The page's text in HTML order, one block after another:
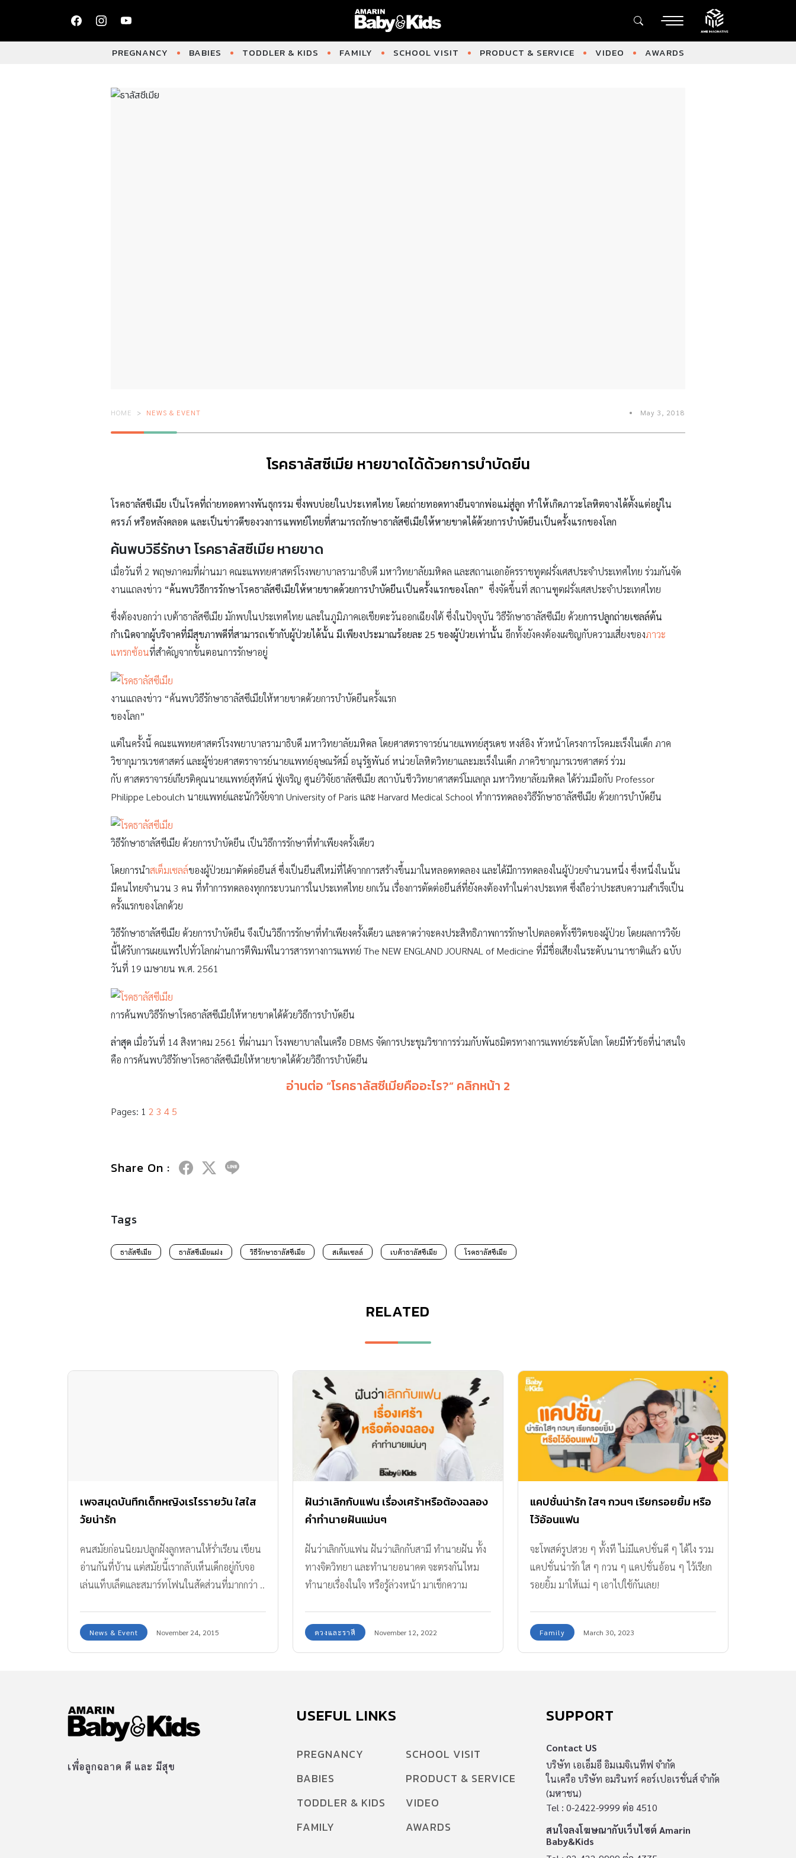
PREGNANCY BABIES TODDLER & KIDS FAMILY SCHOOL VISIT PRODUCT & SERVICE VIDEO AWARDS
HOME NEWS & EVENT May 3, 2018
โรคธาลัสซีเมีย หายขาดได้ด้วยการบำบัดยีน
โรคธาลัสซีเมีย เป็นโรคที่ถ่ายทอดทางพันธุกรรม ซึ่งพบบ่อยในประเทศไทย โดยถ่ายทอดทางยีนจากพ่อแม่สู่ลูก ทำให้เกิดภาวะโลหิตจางได้ตั้งแต่อยู่ใน
ครรภ์ หรือหลังคลอด และเป็นข่าวดีของวงการแพทย์ไทยที่สามารถรักษาธาลัสซีเมียให้หายขาดได้ด้วยการบำบัดยีนเป็นครั้งแรกของโลก
ค้นพบวิธีรักษา โรคธาลัสซีเมีย หายขาด
เมื่อวันที่ 2 พฤษภาคมที่ผ่านมา คณะแพทยศาสตร์โรงพยาบาลรามาธิบดี มหาวิทยาลัยมหิดล และสถานเอกอัครราชทูตฝรั่งเศสประจำประเทศไทย ร่วมกันจัด
งานแถลงข่าว “ค้นพบวิธีการรักษาโรคธาลัสซีเมียให้หายขาดด้วยการบำบัดยีนเป็นครั้งแรกของโลก” ซึ่งจัดขึ้นที่ สถานฑูตฝรั่งเศสประจำประเทศไทย
ซึ่งต้องบอกว่า เบต้าธาลัสซีเมีย มักพบในประเทศไทย และในภูมิภาคเอเชียตะวันออกเฉียงใต้ ซึ่งในปัจจุบัน วิธีรักษาธาลัสซีเมีย ด้วยการปลูกถ่ายเซลล์ต้น
กำเนิดจากผู้บริจาคที่มีสุขภาพดีที่สามารถเข้ากับผู้ป่วยได้นั้น มีเพียงประมาณร้อยละ 25 ของผู้ป่วยเท่านั้น อีกทั้งยังคงต้องเผชิญกับความเสี่ยงของภาวะ
แทรกซ้อนที่สำคัญจากขั้นตอนการรักษาอยู่
งานแถลงข่าว “ค้นพบวิธีรักษาธาลัสซีเมียให้หายขาดด้วยการบำบัดยีนครั้งแรก
ของโลก”
แต่ในครั้งนี้ คณะแพทยศาสตร์โรงพยาบาลรามาธิบดี มหาวิทยาลัยมหิดล โดยศาสตราจารย์นายแพทย์สุรเดช หงส์อิง หัวหน้าโครงการโรคมะเร็งในเด็ก ภาค
วิชากุมารเวชศาสตร์ และผู้ช่วยศาสตราจารย์นายแพทย์อุษณรัศมิ์ อนุรัฐพันธ์ หน่วยโลหิตวิทยาและมะเร็งในเด็ก ภาควิชากุมารเวชศาสตร์ ร่วม
กับ ศาสตราจารย์เกียรติคุณนายแพทย์สุทัศน์ ฟู่เจริญ ศูนย์วิจัยธาลัสซีเมีย สถาบันชีววิทยาศาสตร์โมเลกุล มหาวิทยาลัยมหิดล ได้ร่วมมือกับ Professor
Philippe Leboulch นายแพทย์และนักวิจัยจาก University of Paris และ Harvard Medical School ทำการทดลองวิธีรักษาธาลัสซีเมีย ด้วยการบำบัดยีน
วิธีรักษาธาลัสซีเมีย ด้วยการบำบัดยีน เป็นวิธีการรักษาที่ทำเพียงครั้งเดียว
โดยการนำสเต็มเซลล์ของผู้ป่วยมาตัดต่อยีนส์ ซึ่งเป็นยีนส์ใหม่ที่ได้จากการสร้างขึ้นมาในหลอดทดลอง และได้มีการทดลองในผู้ป่วยจำนวนหนึ่ง ซึ่งหนึ่งในนั้น
มีคนไทยจำนวน 3 คน ที่ทำการทดลองทุกกระบวนการในประเทศไทย ยกเว้น เรื่องการตัดต่อยีนส์ที่ยังคงต้องทำในต่างประเทศ ซึ่งถือว่าประสบความสำเร็จเป็น
ครั้งแรกของโลกด้วย
วิธีรักษาธาลัสซีเมีย ด้วยการบำบัดยีน จึงเป็นวิธีการรักษาที่ทำเพียงครั้งเดียว และคาดว่าจะคงประสิทธิภาพการรักษาไปตลอดทั้งชีวิตของผู้ป่วย โดยผลการวิจัย
นี้ได้รับการเผยแพร่ไปทั่วโลกผ่านการตีพิมพ์ในวารสารทางการแพทย์ The NEW ENGLAND JOURNAL of Medicine ที่มีชื่อเสียงในระดับนานาชาติแล้ว ฉบับ
วันที่ 19 เมษายน พ.ศ. 2561
การค้นพบวิธีรักษาโรคธาลัสซีเมียให้หายขาดได้ด้วยวิธีการบำบัดยีน
ล่าสุด เมื่อวันที่ 14 สิงหาคม 2561 ที่ผ่านมา โรงพยาบาลในเครือ DBMS จัดการประชุมวิชาการร่วมกับพันธมิตรทางการแพทย์ระดับโลก โดยมีหัวข้อที่น่าสนใจ
คือ การค้นพบวิธีรักษาโรคธาลัสซีเมียให้หายขาดได้ด้วยวิธีการบำบัดยีน
อ่านต่อ “โรคธาลัสซีเมียคืออะไร?” คลิกหน้า 2
Pages: 1 2 3 4 5
Share On :
Tags
ธาลัสซีเมีย ธาลัสซีเมียแฝง วิธีรักษาธาลัสซีเมีย สเต็มเซลล์ เบต้าธาลัสซีเมีย โรคธาลัสซีเมีย
RELATED
เพจสมุดบันทึกเด็กหญิงเรไรรายวัน ใสใส
วัยน่ารัก
คนสมัยก่อนนิยมปลูกฝังลูกหลานให้ร่ำเรียน เขียน
อ่านกันที่บ้าน แต่สมัยนี้เรากลับเห็นเด็กอยู่กับจอ
เล่นแท็บเล็ตและสมาร์ทโฟนในสัดส่วนที่มากกว่า ..
อย่างไร
News & Event November 24, 2015
ฝันว่าเลิกกับแฟน เรื่องเศร้าหรือต้องฉลอง
คำทำนายฝันแม่นๆ
ฝันว่าเลิกกับแฟน ฝันว่าเลิกกับสามี ทำนายฝัน ทั้ง
ทางจิตวิทยา และทำนายอนาคต จะตรงกันไหม
ทำนายเรื่องในใจ หรือรู้ล่วงหน้า มาเช็กความ
ดวงและราศี November 12, 2022
แคปชั่นน่ารัก ใสๆ กวนๆ เรียกรอยยิ้ม หรือ
ไว้อ้อนแฟน
จะโพสต์รูปสวย ๆ ทั้งที ไม่มีแคปชั่นดี ๆ ได้ไง รวม
แคปชั่นน่ารัก ใส ๆ กวน ๆ แคปชั่นอ้อน ๆ ไว้เรียก
รอยยิ้ม มาให้แม่ ๆ เอาไปใช้กันเลย!
Family March 30, 2023
เพื่อลูกฉลาด ดี และ มีสุข
USEFUL LINKS
PREGNANCY
BABIES
TODDLER & KIDS
FAMILY
SCHOOL VISIT
PRODUCT & SERVICE
VIDEO
AWARDS
SUPPORT
Contact US
บริษัท เอเอ็มอี อิมเมจิเนทีฟ จำกัด
ในเครือ บริษัท อมรินทร์ คอร์เปอเรชั่นส์ จำกัด
(มหาชน)
Tel : 0-2422-9999 ต่อ 4510
สนใจลงโฆษณากับเว็บไซต์ Amarin
Baby&Kids